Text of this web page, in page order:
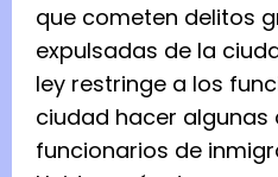
que cometen delitos
expulsadas de la
ley restringe a los
ciudad hacer algunas
funcionarios de